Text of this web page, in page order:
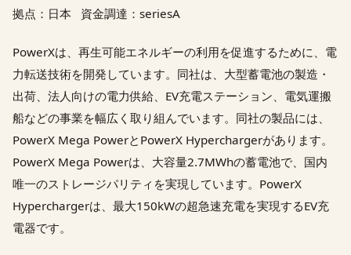
拠点：日本 資金調達：seriesA
PowerXは、再生可能エネルギーの利用を促進するために、電
力転送技術を開発しています。同社は、大型蓄電池の製造・
出荷、法人向けの電力供給、EV充電ステーション、電気運搬
船などの事業を幅広く取り組んでいます。同社の製品には、
PowerX Mega PowerとPowerX Hyperchargerがあります。
PowerX Mega Powerは、大容量2.7MWhの蓄電池で、国内
唯一のストレージパリティを実現しています。PowerX
Hyperchargerは、最大150kWの超急速充電を実現するEV充
電器です。